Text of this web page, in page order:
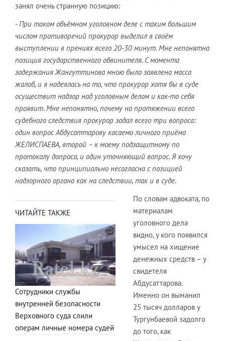
занял очень странную позицию:
- При таком объёмном уголовном деле с таким большим
числом противоречий прокурор выделил в своём
выступлении в прениях всего 20-30 минут. Мне непонятна
позиция государственного обвинителя. С момента
задержания Жангуттинова мною было заявлена масса
жалоб, и я надеялась на то, что прокурор хотя бы в суде
осуществит надзор над уголовным делом и как-то себя
проявит. Мне непонятно, почему на протяжении всего
судебного следствия прокурор задал всего три вопроса:
один вопрос Абдусаттарову касаемо личного приёма
ЖЕЛИСПАЕВА, второй – к моему подзащитному по
протоколу допроса, и один уточняющий вопрос. Я хочу
сказать, что принципиально несогласна с позицией
надзорного органа как на следствии, так и в суде.
ЧИТАЙТЕ ТАКЖЕ
Сотрудники службы
внутренней безопасности
Верховного суда слили
операм личные номера судей
По словам адвоката, по
материалам
уголовного дела
видно, у кого появился
умысел на хищение
денежных средств – у
свидетеля
Абдусаттарова.
Именно он выманил
25 тысяч долларов у
Тургунбаевой задолго
до того, как